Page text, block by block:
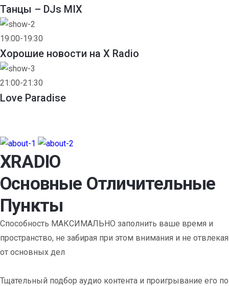
Танцы – DJs MIX
19:00-19:30
Хорошие новости на X Radio
21:00-21:30
Love Paradise
XRADIO
Основные Отличительные
Пункты
Способность МАКСИМАЛЬНО заполнить ваше время и
пространство, не забирая при этом внимания и не отвлекая
от основных дел
Тщательный подбор аудио контента и проигрывание его по